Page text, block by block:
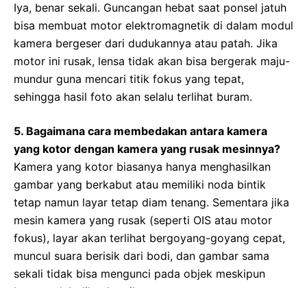
Iya, benar sekali. Guncangan hebat saat ponsel jatuh
bisa membuat motor elektromagnetik di dalam modul
kamera bergeser dari dudukannya atau patah. Jika
motor ini rusak, lensa tidak akan bisa bergerak maju-
mundur guna mencari titik fokus yang tepat,
sehingga hasil foto akan selalu terlihat buram.
5. Bagaimana cara membedakan antara kamera
yang kotor dengan kamera yang rusak mesinnya?
Kamera yang kotor biasanya hanya menghasilkan
gambar yang berkabut atau memiliki noda bintik
tetap namun layar tetap diam tenang. Sementara jika
mesin kamera yang rusak (seperti OIS atau motor
fokus), layar akan terlihat bergoyang-goyang cepat,
muncul suara berisik dari bodi, dan gambar sama
sekali tidak bisa mengunci pada objek meskipun